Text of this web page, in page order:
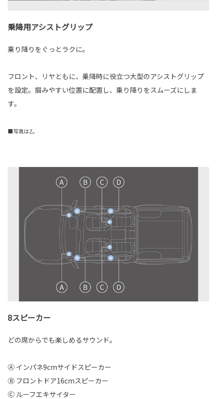
乗降用アシストグリップ
乗り降りをぐっとラクに。
フロント、リヤともに、乗降時に役立つ大型のアシストグリップ
を設定。掴みやすい位置に配置し、乗り降りをスムーズにしま
す。
■写真はZ。
8スピーカー
どの席からでも楽しめるサウンド。
Ⓐ インパネ9cmサイドスピーカー
Ⓑ フロントドア16cmスピーカー
Ⓒ ルーフエキサイター